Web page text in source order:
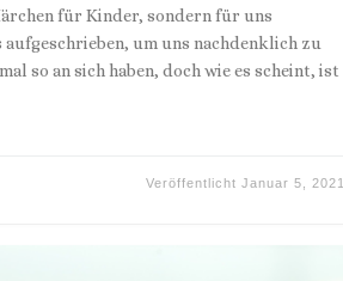
für Kinder, sondern für uns
aufgeschrieben, um uns nachdenklich zu
so an sich haben, doch wie es scheint, ist
Veröffentlicht Januar 5, 2021